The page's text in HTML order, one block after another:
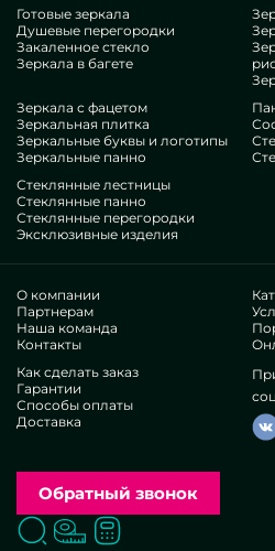
вы ясно улавливаете, что это
сбалансированной ставкой, не
вариациям. Если вы хотите
подбавить им уюта,
проанализируйте наши позиции,
зеркал и до многовариантных
Достоинства
В нашем коллективе —
специализаций. У всех
даже требовательных
повышением соответствующих
как функционировать в
Смастерят и инсталлируют Панно
комплексно.
частных контрагентов.
узнайте лично.
Трудимся без посредников,
дизайнерские бизнес-
состаренных зеркал будут
и бюджетными. Личное
предлагать характерные
разнообразные придумки.
Готовые зеркала
Душевые перегородки
Закаленное стекло
Зеркала в багете
Зеркала с фацетом
Зеркальная плитка
Зеркальные буквы и логотипы
Зеркальные панно
Стеклянные лестницы
Стеклянные панно
Стеклянные перегородки
Эксклюзивные изделия
О компании
Партнерам
Наша команда
Контакты
Как сделать заказ
Гарантии
Способы оплаты
Доставка
Обратный звонок
ПоискВызвать замерщика